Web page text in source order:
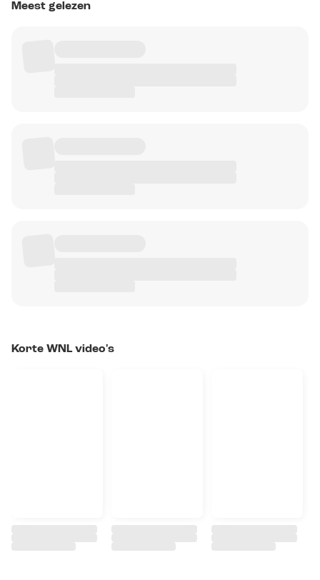
Meest gelezen
Korte WNL video's